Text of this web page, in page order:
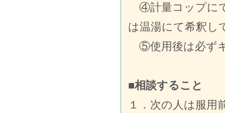
④計量コップに
は温湯にて希釈し
⑤使用後は必ず
■相談すること
１．次の人は服用